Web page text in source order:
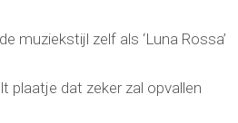
muziekstijl zelf als ‘Luna Rossa’
plaatje dat zeker zal opvallen